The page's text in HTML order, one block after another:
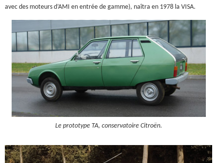
avec des moteurs d’AMI en entrée de gamme), naîtra en 1978 la VISA.
Le prototype TA, conservatoire Citroën.